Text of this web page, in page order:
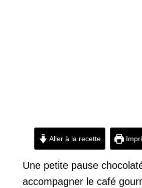
Aller à la recette
Une petite pause
accompagner le café